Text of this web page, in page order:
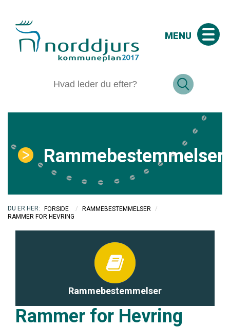
MENU
Rammebestemmelser
FORSIDE / RAMMEBESTEMMELSER
/
RAMMER FOR HEVRING
Rammebestemmelser
Rammer for Hevring